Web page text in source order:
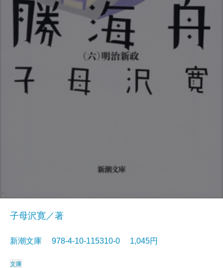
子母沢寛／著
新潮文庫 978-4-10-115310-0 1,045円
文庫